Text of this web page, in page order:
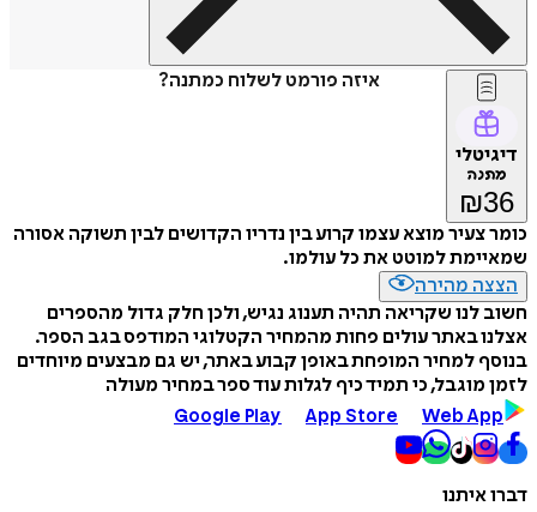
איזה פורמט לשלוח כמתנה?
דיגיטלי
מתנה
₪36
כומר צעיר מוצא עצמו קרוע בין נדריו הקדושים לבין תשוקה אסורה
שמאיימת למוטט את כל עולמו.
הצצה מהירה
חשוב לנו שקריאה תהיה תענוג נגיש, ולכן חלק גדול מהספרים
אצלנו באתר עולים פחות מהמחיר הקטלוגי המודפס בגב הספר.
בנוסף למחיר המופחת באופן קבוע באתר, יש גם מבצעים מיוחדים
לזמן מוגבל, כי תמיד כיף לגלות עוד ספר במחיר מעולה
Google Play
App Store Web App
דברו איתנו